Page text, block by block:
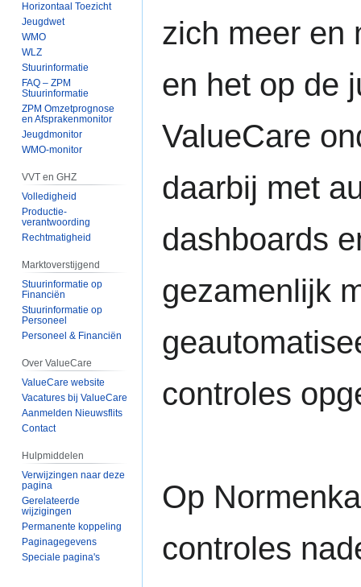
zich meer en
en het op de
ValueCare
daarbij met
dashboards
gezamenlijk
controles
Op
controles
Horizontaal Toezicht
Jeugdwet
WMO
WLZ
Stuurinformatie
FAQ – ZPM
Stuurinformatie
ZPM Omzetprognose
en Afsprakenmonitor
Jeugdmonitor
WMO-monitor
VVT en GHZ
Volledigheid
Productie-
verantwoording
Rechtmatigheid
Marktoverstijgend
Stuurinformatie op
Financiën
Stuurinformatie op
Personeel
Personeel & Financiën
Over ValueCare
ValueCare website
Vacatures bij ValueCare
Aanmelden Nieuwsflits
Contact
Hulpmiddelen
Verwijzingen naar deze
pagina
Gerelateerde
wijzigingen
Permanente koppeling
Paginagegevens
Speciale pagina's